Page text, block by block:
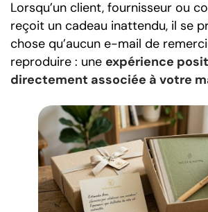
Lorsqu’un client, fournisseur ou
reçoit un cadeau inattendu, il se
chose qu’aucun e-mail de
reproduire : une expérience
directement associée à votre